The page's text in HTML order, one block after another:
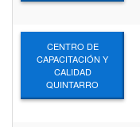
CENTRO DE
CAPACITACIÓN Y
CALIDAD
QUINTARRO